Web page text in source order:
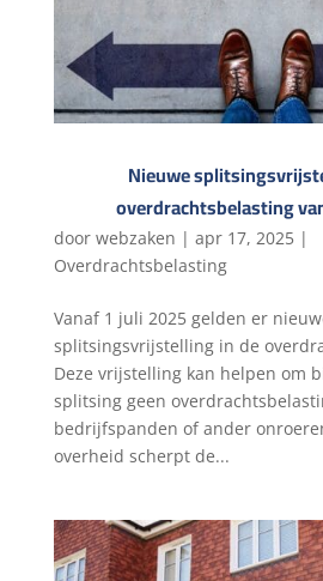
Nieuwe
overdrachtsbelasting
door webzaken | apr 17, 2025|
Overdrachtsbelasting
Vanaf 1 juli 2025 gelden er
splitsingsvrijstelling in de
Deze vrijstelling kan helpen om
splitsing geen
bedrijfspanden of ander
overheid scherpt de...